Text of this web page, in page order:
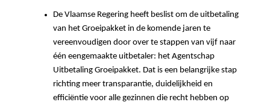
De Vlaamse Regering heeft beslist om de uitbetaling
van het Groeipakket in de komende jaren te
vereenvoudigen door over te stappen van vijf naar
één eengemaakte uitbetaler: het Agentschap
Uitbetaling Groeipakket. Dat is een belangrijke stap
richting meer transparantie, duidelijkheid en
efficiëntie voor alle gezinnen die recht hebben op